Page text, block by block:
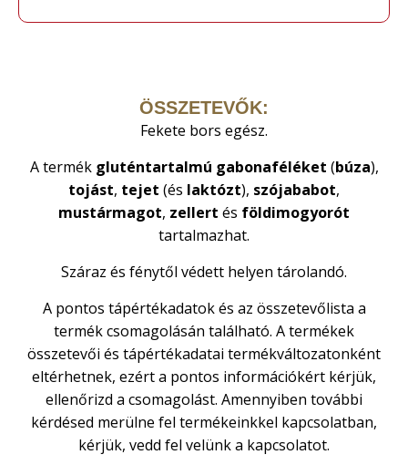
ÖSSZETEVŐK:
Fekete bors egész.
A termék gluténtartalmú gabonaféléket (búza),
tojást, tejet (és laktózt), szójababot,
mustármagot, zellert és földimogyorót
tartalmazhat.
Száraz és fénytől védett helyen tárolandó.
A pontos tápértékadatok és az összetevőlista a
termék csomagolásán található. A termékek
összetevői és tápértékadatai termékváltozatonként
eltérhetnek, ezért a pontos információkért kérjük,
ellenőrizd a csomagolást. Amennyiben további
kérdésed merülne fel termékeinkkel kapcsolatban,
kérjük, vedd fel velünk a kapcsolatot.